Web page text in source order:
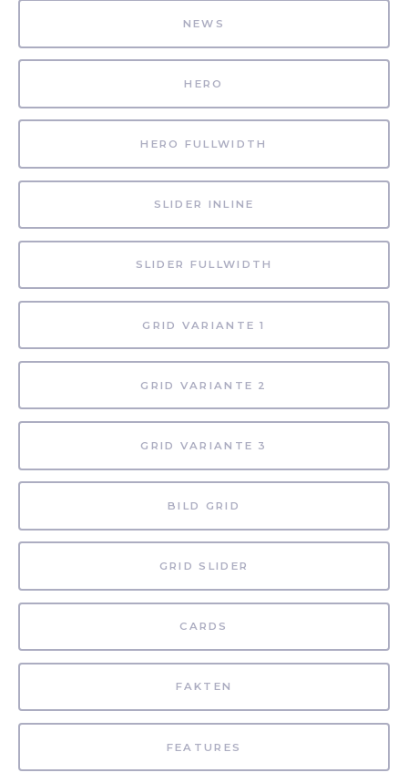
NEWS
HERO
HERO FULLWIDTH
SLIDER INLINE
SLIDER FULLWIDTH
GRID VARIANTE 1
GRID VARIANTE 2
GRID VARIANTE 3
BILD GRID
GRID SLIDER
CARDS
FAKTEN
FEATURES